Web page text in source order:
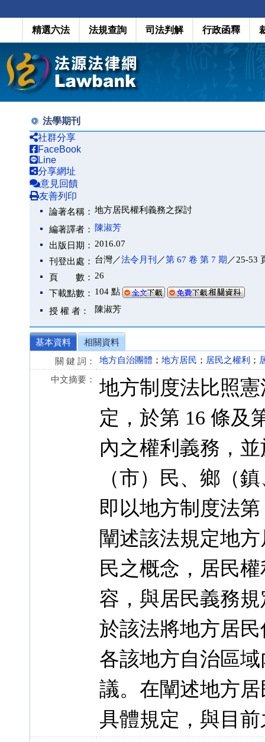
精選六法 法規查詢 司法判解 行政函釋
法學期刊
社群分享
FaceBook
Line
分享網址
意見回饋
友善列印
論著名稱： 地方居民權利義務之探討
編著譯者：
陳淑芳
出版日期： 2016.07
刊登出處： 台灣／法令月刊 ／第 67 卷 第 7 期 ／25-53
頁 數： 26
下載點數： 104 點
授 權 者： 陳淑芳
基本資料
相關資料
關 鍵 詞：
地方自治團體 ； 地方居民 ； 居民之權利 ；
中文摘要：
地方制度法比照
定，於第 16 條及
內之權利義務，
（市）民、鄉（
即以地方制度法
闡述該法規定地
民之概念，居民
容，與居民義務
於該法將地方居
各該地方自治區
議。在闡述地方
具體規定，與目